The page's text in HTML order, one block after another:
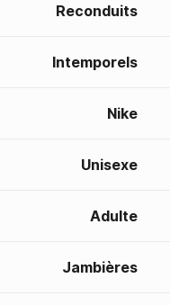
Reconduits
Intemporels
Nike
Unisexe
Adulte
Jambières